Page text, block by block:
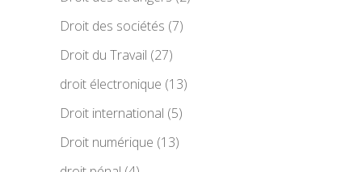
Droit des sociétés (7)
Droit du Travail (27)
droit électronique (13)
Droit international (5)
Droit numérique (13)